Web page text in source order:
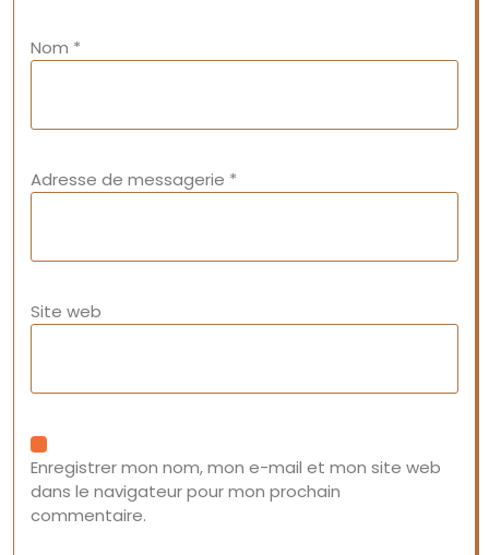
Nom *
Adresse de messagerie *
Site web
Enregistrer mon nom, mon e-mail et mon site web
dans le navigateur pour mon prochain
commentaire.